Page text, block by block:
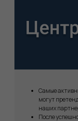
Самые
могут
наших
После